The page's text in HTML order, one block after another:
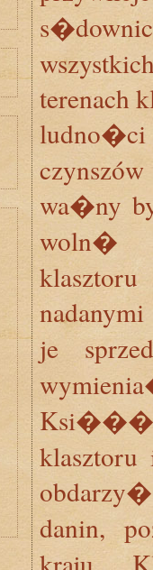
terenach
wa�ny
woln�
je
Ksi���
klasztoru
danin,